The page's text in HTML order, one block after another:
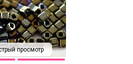
просмотр